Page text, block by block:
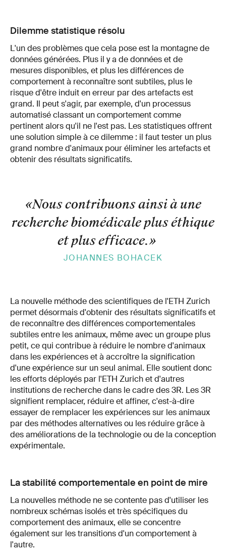
Dilemme statistique résolu
L'un des problèmes que cela pose est la montagne de
données générées. Plus il y a de données et de
mesures disponibles, et plus les différences de
comportement à reconnaître sont subtiles, plus le
risque d'être induit en erreur par des artefacts est
grand. Il peut s'agir, par exemple, d'un processus
automatisé classant un comportement comme
pertinent alors qu'il ne l'est pas. Les statistiques offrent
une solution simple à ce dilemme : il faut tester un plus
grand nombre d'animaux pour éliminer les artefacts et
obtenir des résultats significatifs.
«Nous contribuons ainsi à une
recherche biomédicale plus éthique
et plus efficace.»
JOHANNES BOHACEK
La nouvelle méthode des scientifiques de l'ETH Zurich
permet désormais d'obtenir des résultats significatifs et
de reconnaître des différences comportementales
subtiles entre les animaux, même avec un groupe plus
petit, ce qui contribue à réduire le nombre d'animaux
dans les expériences et à accroître la signification
d'une expérience sur un seul animal. Elle soutient donc
les efforts déployés par l'ETH Zurich et d'autres
institutions de recherche dans le cadre des 3R. Les 3R
signifient remplacer, réduire et affiner, c'est-à-dire
essayer de remplacer les expériences sur les animaux
par des méthodes alternatives ou les réduire grâce à
des améliorations de la technologie ou de la conception
expérimentale.
La stabilité comportementale en point de mire
La nouvelles méthode ne se contente pas d'utiliser les
nombreux schémas isolés et très spécifiques du
comportement des animaux, elle se concentre
également sur les transitions d'un comportement à
l'autre.